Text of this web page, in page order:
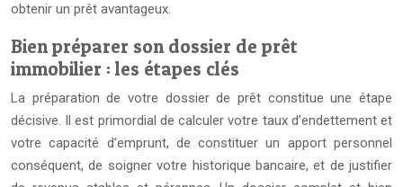
obtenir un prêt avantageux.
Bien préparer son dossier de prêt
immobilier : les étapes clés
La préparation de votre dossier de prêt constitue une étape
décisive. Il est primordial de calculer votre taux d’endettement et
votre capacité d’emprunt, de constituer un apport personnel
conséquent, de soigner votre historique bancaire, et de justifier